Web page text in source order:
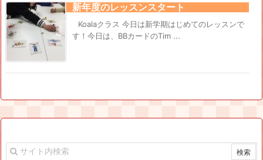
新年度のレッスンスタート
Koalaクラス 今日は新学期はじめてのレッスンで
す！今日は、BBカードのTim ...